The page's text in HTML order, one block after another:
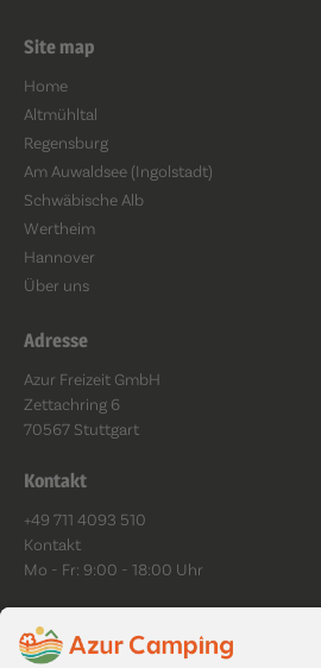
Site map
Home
Altmühltal
Regensburg
Am Auwaldsee (Ingolstadt)
Schwäbische Alb
Wertheim
Hannover
Über uns
Adresse
Azur Freizeit GmbH
Zettachring 6
70567 Stuttgart
Kontakt
+49 711 4093 510
Kontakt
Mo - Fr: 9:00 - 18:00 Uhr
Folge uns